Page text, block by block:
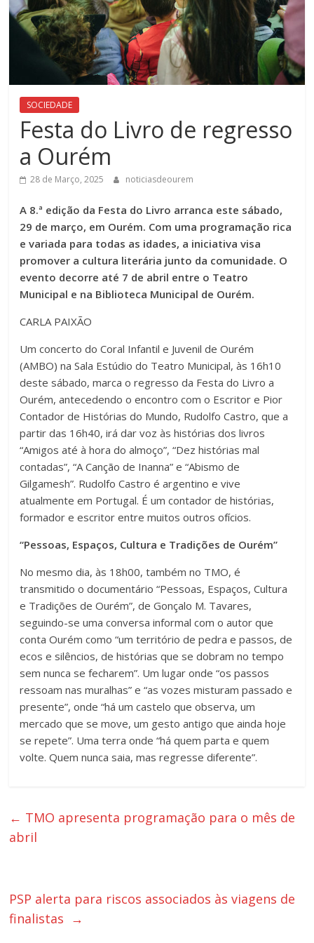
SOCIEDADE
Festa do Livro de regresso
a Ourém
28 de Março, 2025 noticiasdeourem
A 8.ª edição da Festa do Livro arranca este sábado,
29 de março, em Ourém. Com uma programação rica
e variada para todas as idades, a iniciativa visa
promover a cultura literária junto da comunidade. O
evento decorre até 7 de abril entre o Teatro
Municipal e na Biblioteca Municipal de Ourém.
CARLA PAIXÃO
Um concerto do Coral Infantil e Juvenil de Ourém
(AMBO) na Sala Estúdio do Teatro Municipal, às 16h10
deste sábado, marca o regresso da Festa do Livro a
Ourém, antecedendo o encontro com o Escritor e Pior
Contador de Histórias do Mundo, Rudolfo Castro, que a
partir das 16h40, irá dar voz às histórias dos livros
“Amigos até à hora do almoço”, “Dez histórias mal
contadas”, “A Canção de Inanna” e “Abismo de
Gilgamesh”. Rudolfo Castro é argentino e vive
atualmente em Portugal. É um contador de histórias,
formador e escritor entre muitos outros ofícios.
“Pessoas, Espaços, Cultura e Tradições de Ourém”
No mesmo dia, às 18h00, também no TMO, é
transmitido o documentário “Pessoas, Espaços, Cultura
e Tradições de Ourém”, de Gonçalo M. Tavares,
seguindo-se uma conversa informal com o autor que
conta Ourém como “um território de pedra e passos, de
ecos e silêncios, de histórias que se dobram no tempo
sem nunca se fecharem”. Um lugar onde “os passos
ressoam nas muralhas” e “as vozes misturam passado e
presente”, onde “há um castelo que observa, um
mercado que se move, um gesto antigo que ainda hoje
se repete”. Uma terra onde “há quem parta e quem
volte. Quem nunca saia, mas regresse diferente”.
← TMO apresenta programação para o mês de
abril
PSP alerta para riscos associados às viagens de
finalistas →